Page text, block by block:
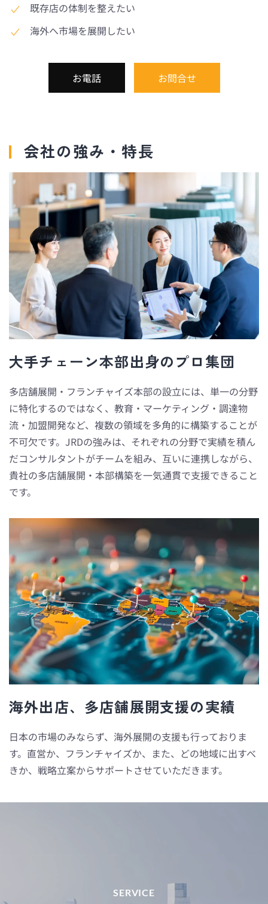
既存店の体制を整えたい
海外へ市場を展開したい
お電話 お問合せ
会社の強み・特長
大手チェーン本部出身のプロ集団
多店舗展開・フランチャイズ本部の設立には、単一の分野
に特化するのではなく、教育・マーケティング・調達物
流・加盟開発など、複数の領域を多角的に構築することが
不可欠です。JRDの強みは、それぞれの分野で実績を積ん
だコンサルタントがチームを組み、互いに連携しながら、
貴社の多店舗展開・本部構築を一気通貫で支援できること
です。
海外出店、多店舗展開支援の実績
日本の市場のみならず、海外展開の支援も行っておりま
す。直営か、フランチャイズか、また、どの地域に出すべ
きか、戦略立案からサポートさせていただきます。
SERVICE